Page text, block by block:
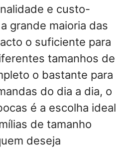
e custo-
grande maioria das
o suficiente para
tamanhos de
o bastante para
do dia a dia, o
é a escolha ideal
de tamanho
deseja